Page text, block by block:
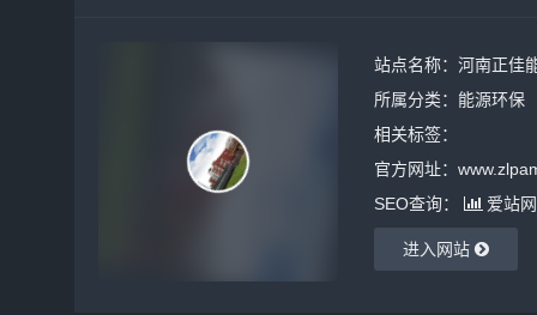
站点名称：河南正佳
所属分类： 能源环保
相关标签：
官方网址：
SEO查询：
爱站网
进入网站